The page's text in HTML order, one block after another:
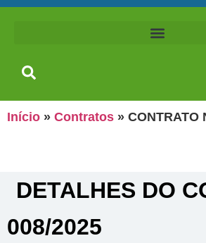
Início » Contratos » CONTRATO
DETALHES DO
008/2025